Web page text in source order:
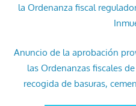
la Ordenanza fiscal
Anuncio de la aprobación
las Ordenanzas fiscales
recogida de basuras,